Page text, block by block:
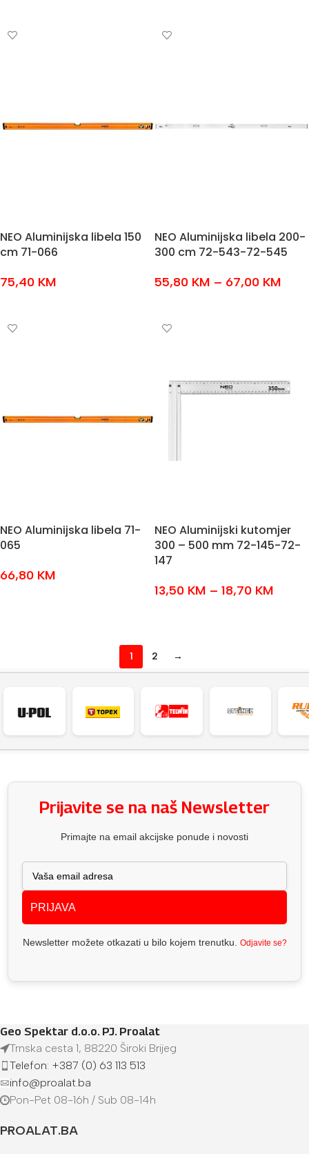
NEO Aluminijska libela 150
cm 71-066
75,40 KM
NEO Aluminijska libela 200-
300 cm 72-543-72-545
55,80 KM – 67,00 KM
NEO Aluminijska libela 71-
065
66,80 KM
NEO Aluminijski kutomjer
300 – 500 mm 72-145-72-
147
13,50 KM – 18,70 KM
1 2 →
Prijavite se na naš Newsletter
Primajte na email akcijske ponude i novosti
PRIJAVA
Newsletter možete otkazati u bilo kojem trenutku. Odjavite se?
Geo Spektar d.o.o. PJ. Proalat
Trnska cesta 1, 88220 Široki Brijeg
Telefon: +387 (0) 63 113 513
info@proalat.ba
Pon-Pet 08-16h / Sub 08-14h
PROALAT.BA